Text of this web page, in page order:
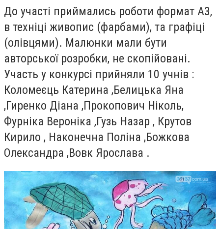
До участі приймались роботи формат А3,
в техніці живопис (фарбами), та графіці
(олівцями). Малюнки мали бути
авторської розробки, не скопійовані.
Участь у конкурсі прийняли 10 учнів :
Коломеєць Катерина ,Белицька Яна
,Гиренко Діана ,Прокопович Ніколь,
Фурніка Вероніка ,Гузь Назар , Крутов
Кирило , Наконечна Поліна ,Божкова
Олександра ,Вовк Ярослава .